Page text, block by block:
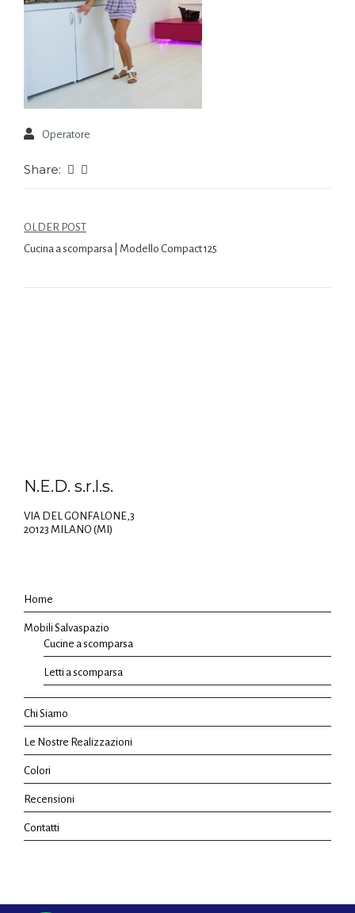
Operatore
Share:
OLDER POST
Cucina a scomparsa | Modello Compact 125
N.E.D. s.r.l.s.
VIA DEL GONFALONE,3
20123 MILANO (MI)
Home
Mobili Salvaspazio
Cucine a scomparsa
Letti a scomparsa
Chi Siamo
Le Nostre Realizzazioni
Colori
Recensioni
Contatti